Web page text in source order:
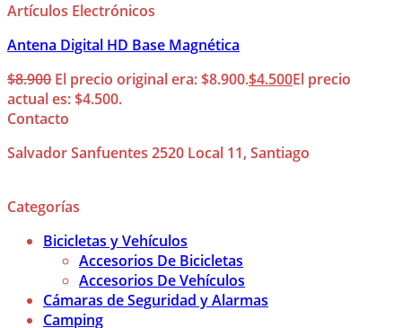
Artículos Electrónicos
Antena Digital HD Base Magnética
$8.900 El precio original era: $8.900.$4.500El precio
actual es: $4.500.
Contacto
Salvador Sanfuentes 2520 Local 11, Santiago
Categorías
Bicicletas y Vehículos
Accesorios De Bicicletas
Accesorios De Vehículos
Cámaras de Seguridad y Alarmas
Camping